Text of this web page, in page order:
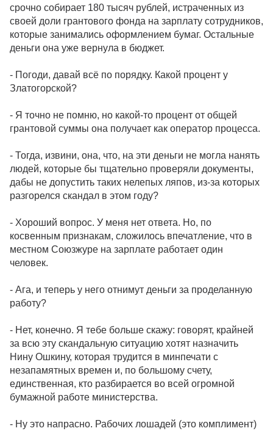
срочно собирает 180 тысяч рублей, истраченных из
своей доли грантового фонда на зарплату сотрудников,
которые занимались оформлением бумаг. Остальные
деньги она уже вернула в бюджет.
- Погоди, давай всё по порядку. Какой процент у
Златогорской?
- Я точно не помню, но какой-то процент от общей
грантовой суммы она получает как оператор процесса.
- Тогда, извини, она, что, на эти деньги не могла нанять
людей, которые бы тщательно проверяли документы,
дабы не допустить таких нелепых ляпов, из-за которых
разгорелся скандал в этом году?
- Хороший вопрос. У меня нет ответа. Но, по
косвенным признакам, сложилось впечатление, что в
местном Союзжуре на зарплате работает один
человек.
- Ага, и теперь у него отнимут деньги за проделанную
работу?
- Нет, конечно. Я тебе больше скажу: говорят, крайней
за всю эту скандальную ситуацию хотят назначить
Нину Ошкину, которая трудится в минпечати с
незапамятных времен и, по большому счету,
единственная, кто разбирается во всей огромной
бумажной работе министерства.
- Ну это напрасно. Рабочих лошадей (это комплимент)